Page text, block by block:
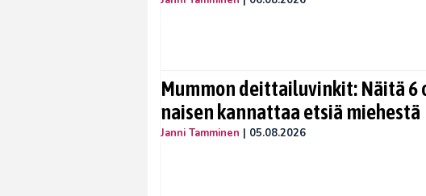
Mummon deittailuvinkit: Näitä 6
naisen kannattaa etsiä miehestä
Janni Tamminen | 05.08.2026